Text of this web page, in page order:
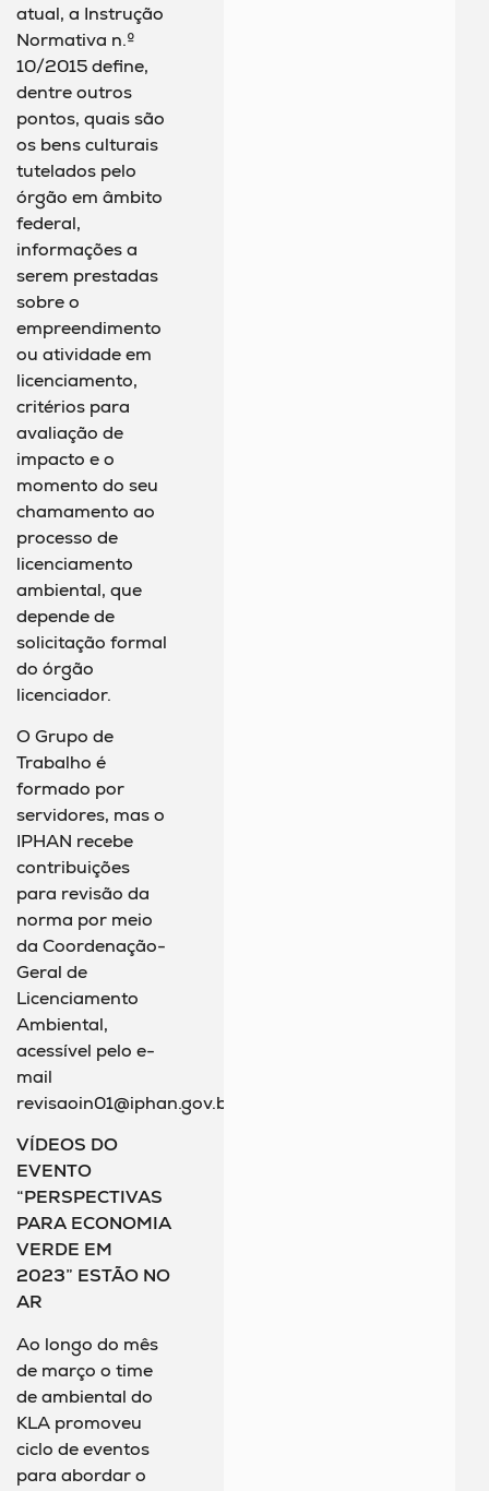
atual, a Instrução
Normativa n.º
10/2015 define,
dentre outros
pontos, quais são
os bens culturais
tutelados pelo
órgão em âmbito
federal,
informações a
serem prestadas
sobre o
empreendimento
ou atividade em
licenciamento,
critérios para
avaliação de
impacto e o
momento do seu
chamamento ao
processo de
licenciamento
ambiental, que
depende de
solicitação formal
do órgão
licenciador.
O Grupo de
Trabalho é
formado por
servidores, mas o
IPHAN recebe
contribuições
para revisão da
norma por meio
da Coordenação-
Geral de
Licenciamento
Ambiental,
acessível pelo e-
mail
revisaoin01@iphan.gov.br.
VÍDEOS DO
EVENTO
“PERSPECTIVAS
PARA ECONOMIA
VERDE EM
2023” ESTÃO NO
AR
Ao longo do mês
de março o time
de ambiental do
KLA promoveu
ciclo de eventos
para abordar o